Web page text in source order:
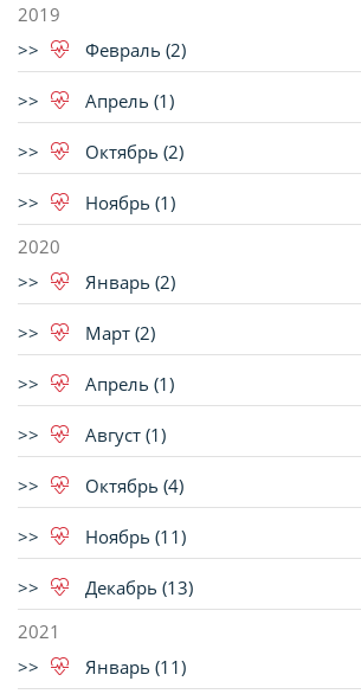
2019
Февраль (2)
Апрель (1)
Октябрь (2)
Ноябрь (1)
2020
Январь (2)
Март (2)
Апрель (1)
Август (1)
Октябрь (4)
Ноябрь (11)
Декабрь (13)
2021
Январь (11)